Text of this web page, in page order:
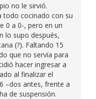
no le sirvió.
todo cocinado con su
0 a 0-, pero en un
lo supo después,
(?). Faltando 15
que no servía para
hacer ingresar a
al finalizar el
–dos antes, frente a
de suspensión.